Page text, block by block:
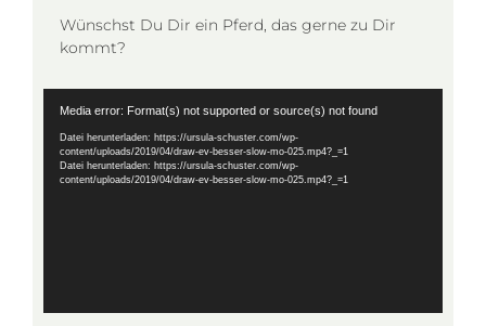
Wünschst Du Dir ein Pferd, das gerne zu Dir
kommt?
Media error: Format(s) not supported or source(s) not found
Datei herunterladen: https://ursula-schuster.com/wp-
content/uploads/2019/04/draw-ev-besser-slow-mo-025.mp4?_=1
Datei herunterladen: https://ursula-schuster.com/wp-
content/uploads/2019/04/draw-ev-besser-slow-mo-025.mp4?_=1